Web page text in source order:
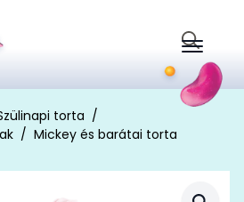
Search
for:
torta
Mickey és barátai torta